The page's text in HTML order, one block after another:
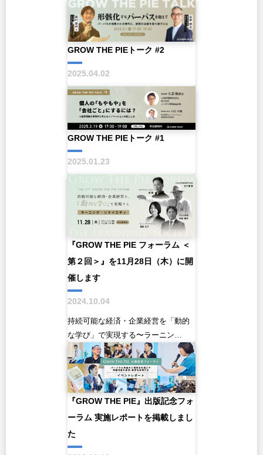
GROW THE PIEトーク #2
2025.04.02
GROW THE PIEトーク #1
2025.01.23
『GROW THE PIE フォーラム ＜
第２回＞』を11月28日（木）に開
催します
2024.10.04
持続可能な経済・企業経営を「動的
な学び」で実現する〜ラーニン…
『GROW THE PIE』出版記念フォ
ーラム 実施レポートを掲載しまし
た